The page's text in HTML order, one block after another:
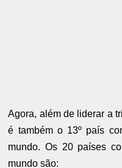
Agora, além de liderar a
é também o 13º país
mundo. Os 20 países
mundo são: